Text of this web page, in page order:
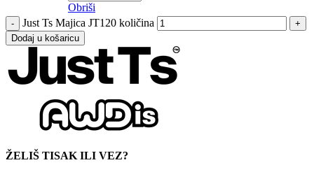
Obriši
Just Ts Majica JT120 količina
Dodaj u košaricu
ŽELIŠ TISAK ILI VEZ?